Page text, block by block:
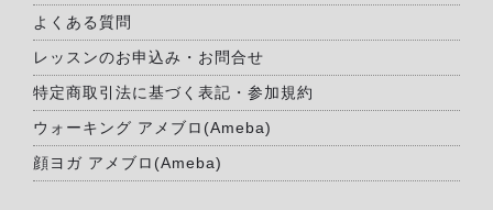
よくある質問
レッスンのお申込み・お問合せ
特定商取引法に基づく表記・参加規約
ウォーキング アメブロ(Ameba)
顔ヨガ アメブロ(Ameba)